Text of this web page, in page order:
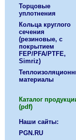
Торцовые
уплотнения
Кольца круглого
сечения
(резиновые, с
покрытием
FEP/PFA/PTFE,
Simriz)
материалы
Каталог
(pdf)
Наши сайты:
PGN.RU